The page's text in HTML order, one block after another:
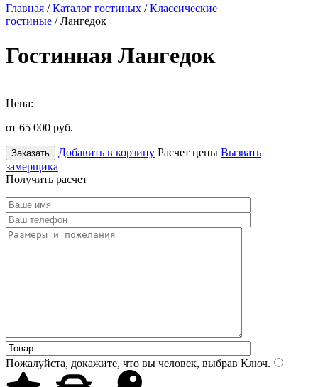
Главная /Каталог гостиных /Классические
гостиные / Лангедок
Гостинная Лангедок
Цена:
от 65 000 руб.
Заказать Добавить в корзину Расчет цены Вызвать
замерщика
Получить расчет
Пожалуйста, докажите, что вы человек, выбрав Ключ.